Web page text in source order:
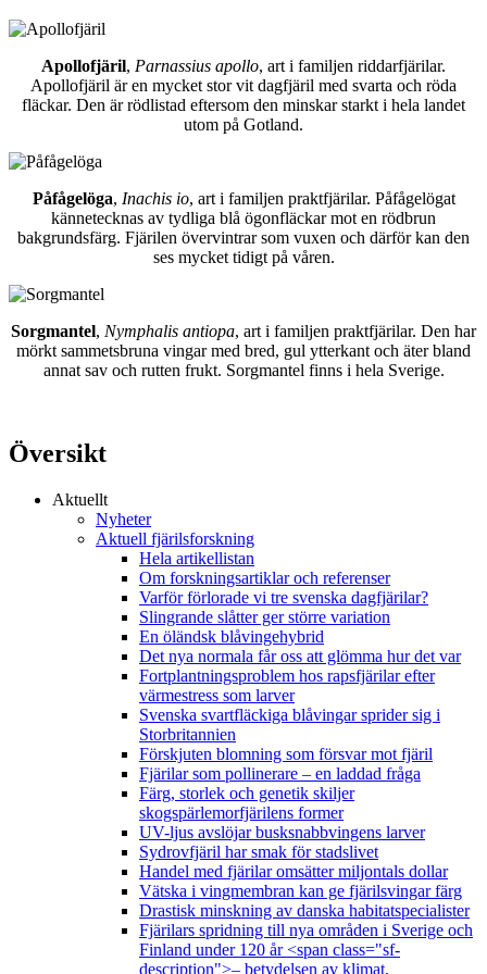
Apollofjäril, Parnassius apollo, art i familjen riddarfjärilar.
Apollofjäril är en mycket stor vit dagfjäril med svarta och röda
fläckar. Den är rödlistad eftersom den minskar starkt i hela landet
utom på Gotland.
Påfågelöga, Inachis io, art i familjen praktfjärilar. Påfågelögat
kännetecknas av tydliga blå ögonfläckar mot en rödbrun
bakgrundsfärg. Fjärilen övervintrar som vuxen och därför kan den
ses mycket tidigt på våren.
Sorgmantel, Nymphalis antiopa, art i familjen praktfjärilar. Den har
mörkt sammetsbruna vingar med bred, gul ytterkant och äter bland
annat sav och rutten frukt. Sorgmantel finns i hela Sverige.
Översikt
Aktuellt
Nyheter
Aktuell fjärilsforskning
Hela artikellistan
Om forskningsartiklar och referenser
Varför förlorade vi tre svenska dagfjärilar?
Slingrande slåtter ger större variation
En öländsk blåvingehybrid
Det nya normala får oss att glömma hur det var
Fortplantningsproblem hos rapsfjärilar efter
värmestress som larver
Svenska svartfläckiga blåvingar sprider sig i
Storbritannien
Förskjuten blomning som försvar mot fjäril
Fjärilar som pollinerare – en laddad fråga
Färg, storlek och genetik skiljer
skogspärlemorfjärilens former
UV-ljus avslöjar busksnabbvingens larver
Sydrovfjäril har smak för stadslivet
Handel med fjärilar omsätter miljontals dollar
Vätska i vingmembran kan ge fjärilsvingar färg
Drastisk minskning av danska habitatspecialister
Fjärilars spridning till nya områden i Sverige och
Finland under 120 år <span class="sf-
description">– betydelsen av klimat,